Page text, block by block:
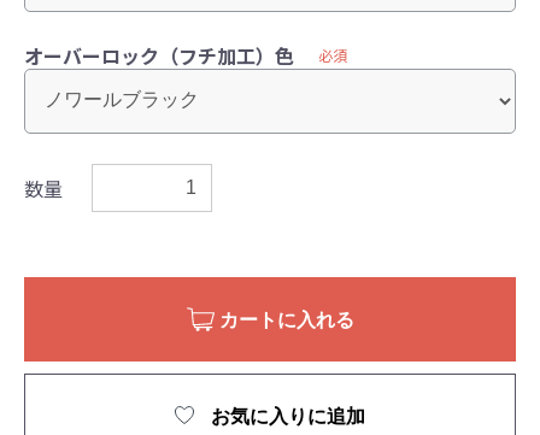
オーバーロック（フチ加工）色 必須
数量
カートに入れる
お気に入りに追加